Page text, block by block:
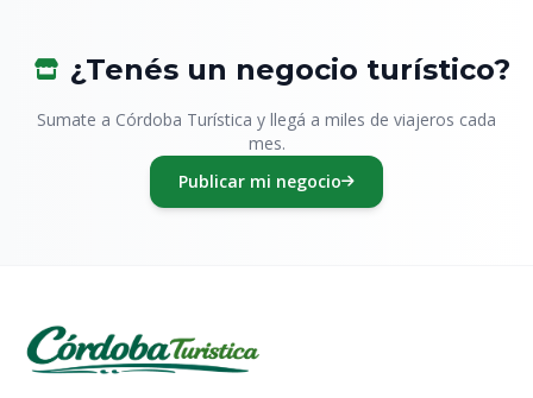
¿Tenés un negocio turístico?
Sumate a Córdoba Turística y llegá a miles de viajeros cada
mes.
Publicar mi negocio